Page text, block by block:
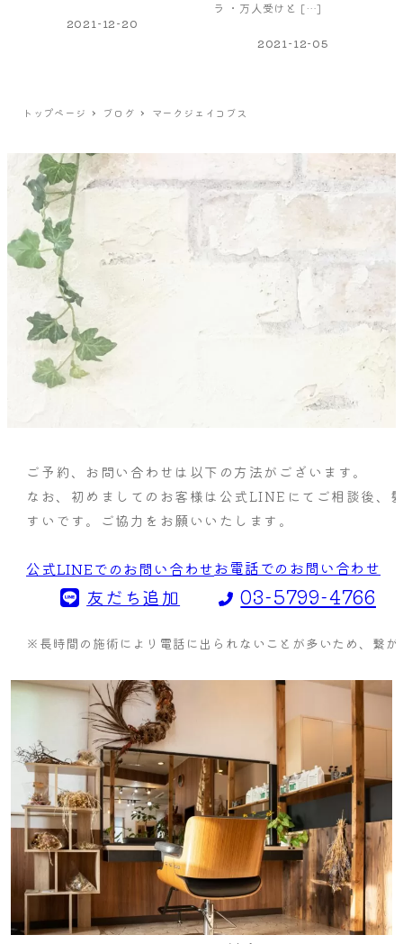
2021-12-20
ラ ・万人受けと […]
2021-12-05
トップページ ブログ マークジェイコブス
ご予約、お問い合わせは以下の方法がございます。
なお、初めましてのお客様は公式LINEにてご相談後、
すいです。ご協力をお願いいたします。
公式LINEでのお問い合わせ
友だち追加
お電話でのお問い合わせ
03-5799-4766
※長時間の施術により電話に出られないことが多いため、繋